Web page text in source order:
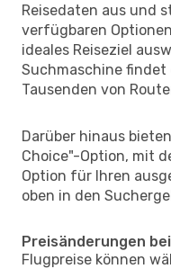
Reisedaten aus und
verfügbaren
ideales Reiseziel
Suchmaschine findet
Tausenden von
Darüber hinaus
Choice"-Option, mit
Option für Ihren
oben in den
Preisänderungen
Flugpreise können